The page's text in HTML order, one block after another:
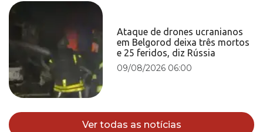
Ataque de drones ucranianos
em Belgorod deixa três mortos
e 25 feridos, diz Rússia
09/08/2026 06:00
Ver todas as notícias